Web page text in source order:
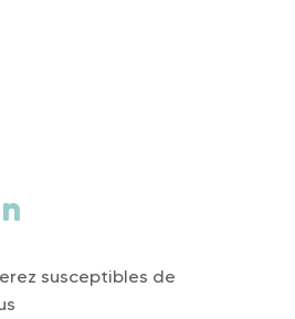
susceptibles de